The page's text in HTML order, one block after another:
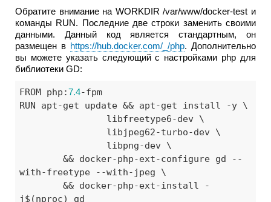
Обратите внимание на WORKDIR /var/www/docker-test и
команды RUN. Последние две строки заменить своими
данными. Данный код является стандартным, он
размещен в https://hub.docker.com/_/php. Дополнительно
вы можете указать следующий с настройками php для
библиотеки GD:
FROM php:7.4-fpm
RUN apt-get update && apt-get install -y \
	&& docker-php-ext-configure gd --
with-freetype --with-jpeg \
	&& docker-php-ext-install -
j$(nproc) gd